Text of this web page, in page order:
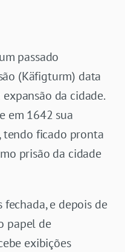
passado
(Käfigturm) data
da cidade.
em 1642 sua
tendo ficado pronta
prisão da cidade
e depois de
papel de
exibições